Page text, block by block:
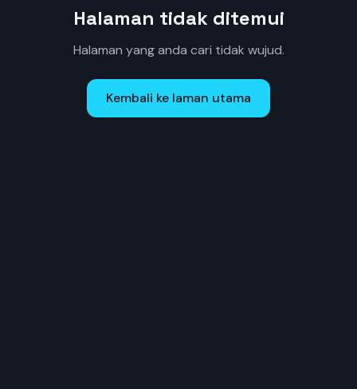
Halaman tidak ditemui
Halaman yang anda cari tidak wujud.
Kembali ke laman utama